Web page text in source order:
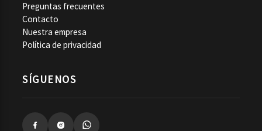
Preguntas frecuentes
Contacto
Nuestra empresa
Política de privacidad
SÍGUENOS